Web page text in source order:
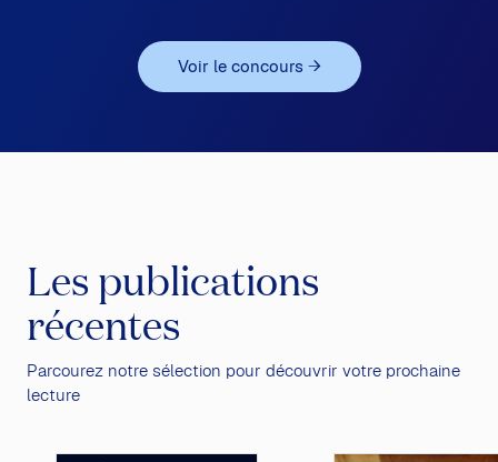
Voir le concours →
Les publications
récentes
Parcourez notre sélection pour découvrir votre prochaine
lecture